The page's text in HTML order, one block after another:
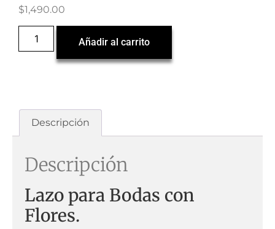
$1,490.00
Añadir al carrito
Descripción
Descripción
Lazo para Bodas con
Flores.